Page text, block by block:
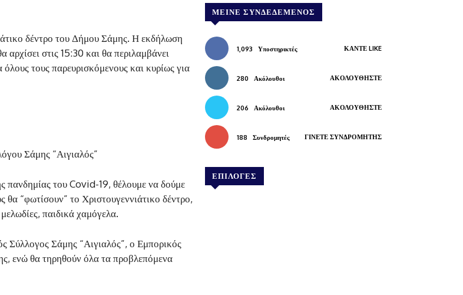
δέντρο του Δήμου Σάμης. Η εκδήλωση
στις 15:30 και θα περιλαμβάνει
τους παρευρισκόμενους και κυρίως για
Σάμης “Αιγιαλός”
πανδημίας του Covid-19, θέλουμε να δούμε
“φωτίσουν” το Χριστουγεννιάτικο δέντρο,
παιδικά χαμόγελα.
Σύλλογος Σάμης “Αιγιαλός”, ο Εμπορικός
ενώ θα τηρηθούν όλα τα προβλεπόμενα
ΜΕΊΝΕ ΣΥΝΔΕΔΕΜΈΝΟΣ
1,093 Υποστηρικτές ΚΆΝΤΕ LIKE
280 Ακόλουθοι ΑΚΟΛΟΥΘΉΣΤΕ
206 Ακόλουθοι ΑΚΟΛΟΥΘΉΣΤΕ
188 Συνδρομητές ΓΊΝΕΤΕ ΣΥΝΔΡΟΜΗΤΉΣ
ΕΠΙΛΟΓΕΣ